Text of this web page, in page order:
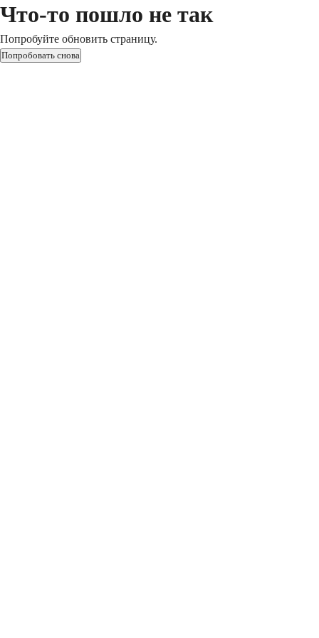
Что-то пошло не так
Попробуйте обновить страницу.
Попробовать снова